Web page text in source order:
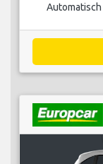
Automatisch